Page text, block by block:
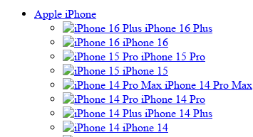
Apple iPhone
iPhone 16 Plus
iPhone 16
iPhone 15 Pro
iPhone 15
iPhone 14 Pro Max
iPhone 14 Pro
iPhone 14 Plus
iPhone 14